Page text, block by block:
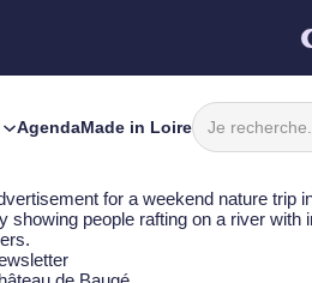
AgendaMade in Loire
Rechercher